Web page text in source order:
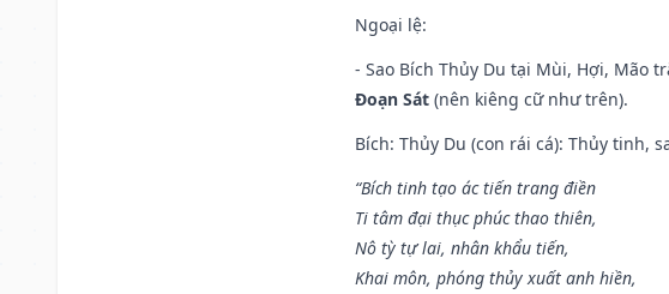
Ngoại lệ:
- Sao Bích Thủy Du tại Mùi, Hợi, Mão
Đoạn Sát (nên kiêng cữ như trên).
Bích: Thủy Du (con rái cá): Thủy tinh,
“Bích tinh tạo ác tiến trang điền
Ti tâm đại thục phúc thao thiên,
Nô tỳ tự lai, nhân khẩu tiến,
Khai môn, phóng thủy xuất anh hiền,